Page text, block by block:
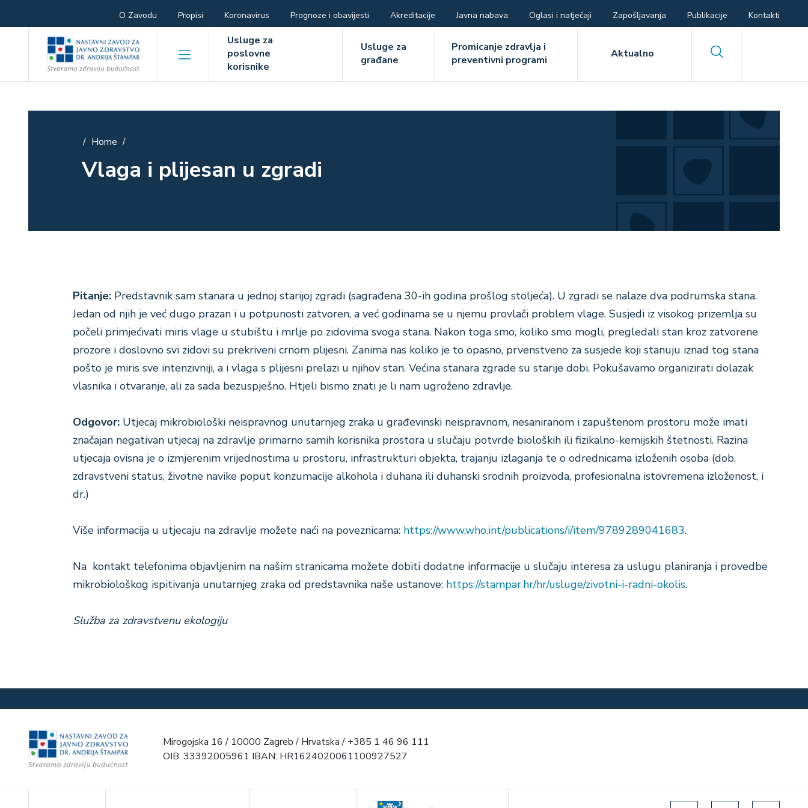
menu
O Zavodu Propisi Koronavirus Prognoze i obavijesti Akreditacije Javna nabava Oglasi i natječaji Zapošljavanja Publikacije Kontakti
Hamburger
menu
Usluge za
poslovne
korisnike
Usluge za
građane
Promicanje zdravlja i
preventivni programi
Aktualno Search
Breadcrumb
Home
Vlaga i plijesan u zgradi
Pitanje: Predstavnik sam stanara u jednoj starijoj zgradi (sagrađena 30-ih godina prošlog stoljeća). U zgradi se nalaze dva podrumska stana.
Jedan od njih je već dugo prazan i u potpunosti zatvoren, a već godinama se u njemu provlači problem vlage. Susjedi iz visokog prizemlja su
počeli primjećivati miris vlage u stubištu i mrlje po zidovima svoga stana. Nakon toga smo, koliko smo mogli, pregledali stan kroz zatvorene
prozore i doslovno svi zidovi su prekriveni crnom plijesni. Zanima nas koliko je to opasno, prvenstveno za susjede koji stanuju iznad tog stana
pošto je miris sve intenzivniji, a i vlaga s plijesni prelazi u njihov stan. Većina stanara zgrade su starije dobi. Pokušavamo organizirati dolazak
vlasnika i otvaranje, ali za sada bezuspješno. Htjeli bismo znati je li nam ugroženo zdravlje.
Odgovor: Utjecaj mikrobiološki neispravnog unutarnjeg zraka u građevinski neispravnom, nesaniranom i zapuštenom prostoru može imati
značajan negativan utjecaj na zdravlje primarno samih korisnika prostora u slučaju potvrde bioloških ili fizikalno-kemijskih štetnosti. Razina
utjecaja ovisna je o izmjerenim vrijednostima u prostoru, infrastrukturi objekta, trajanju izlaganja te o odrednicama izloženih osoba (dob,
zdravstveni status, životne navike poput konzumacije alkohola i duhana ili duhanski srodnih proizvoda, profesionalna istovremena izloženost, i
dr.)
Više informacija u utjecaju na zdravlje možete naći na poveznicama: https://www.who.int/publications/i/item/9789289041683.
Na kontakt telefonima objavljenim na našim stranicama možete dobiti dodatne informacije u slučaju interesa za uslugu planiranja i provedbe
mikrobiološkog ispitivanja unutarnjeg zraka od predstavnika naše ustanove: https://stampar.hr/hr/usluge/zivotni-i-radni-okolis.
Služba za zdravstvenu ekologiju
Mirogojska 16 / 10000 Zagreb / Hrvatska / +385 1 46 96 111
OIB: 33392005961 IBAN: HR1624020061100927527